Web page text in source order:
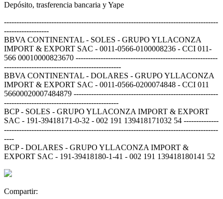
Depósito, trasferencia bancaria y Yape
--------------------------------------------------------------------------------------
------------------
BBVA CONTINENTAL - SOLES - GRUPO YLLACONZA
IMPORT & EXPORT SAC - 0011-0566-0100008236 - CCI 011-
566 00010000823670 ---------------------------------------------------------
-----------------------------------------------
BBVA CONTINENTAL - DOLARES - GRUPO YLLACONZA
IMPORT & EXPORT SAC - 0011-0566-0200074848 - CCI 011
56600020007484879 ----------------------------------------------------------
----------------------------------------------
BCP - SOLES - GRUPO YLLACONZA IMPORT & EXPORT
SAC - 191-39418171-0-32 - 002 191 139418171032 54 --------------
--------------------------------------------------------------------------------------
----
BCP - DOLARES - GRUPO YLLACONZA IMPORT &
EXPORT SAC - 191-39418180-1-41 - 002 191 139418180141 52
Compartir: